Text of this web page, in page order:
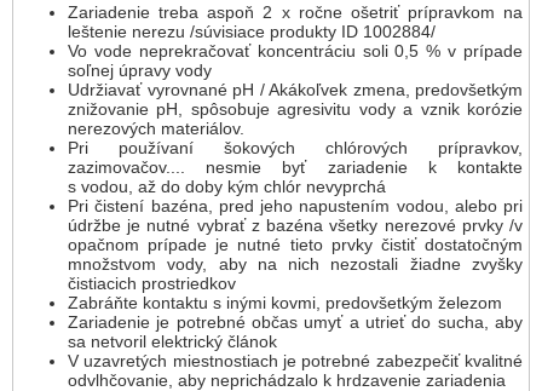
Zariadenie treba aspoň 2 x ročne ošetriť prípravkom na
leštenie nerezu /súvisiace produkty ID 1002884/
Vo vode neprekračovať koncentráciu soli 0,5 % v prípade
soľnej úpravy vody
Udržiavať vyrovnané pH / Akákoľvek zmena, predovšetkým
znižovanie pH, spôsobuje agresivitu vody a vznik korózie
nerezových materiálov.
Pri používaní šokových chlórových prípravkov,
zazimovačov.... nesmie byť zariadenie k kontakte
s vodou, až do doby kým chlór nevyprchá
Pri čistení bazéna, pred jeho napustením vodou, alebo pri
údržbe je nutné vybrať z bazéna všetky nerezové prvky /v
opačnom prípade je nutné tieto prvky čistiť dostatočným
množstvom vody, aby na nich nezostali žiadne zvyšky
čistiacich prostriedkov
Zabráňte kontaktu s inými kovmi, predovšetkým železom
Zariadenie je potrebné občas umyť a utrieť do sucha, aby
sa netvoril elektrický článok
V uzavretých miestnostiach je potrebné zabezpečiť kvalitné
odvlhčovanie, aby neprichádzalo k hrdzavenie zariadenia